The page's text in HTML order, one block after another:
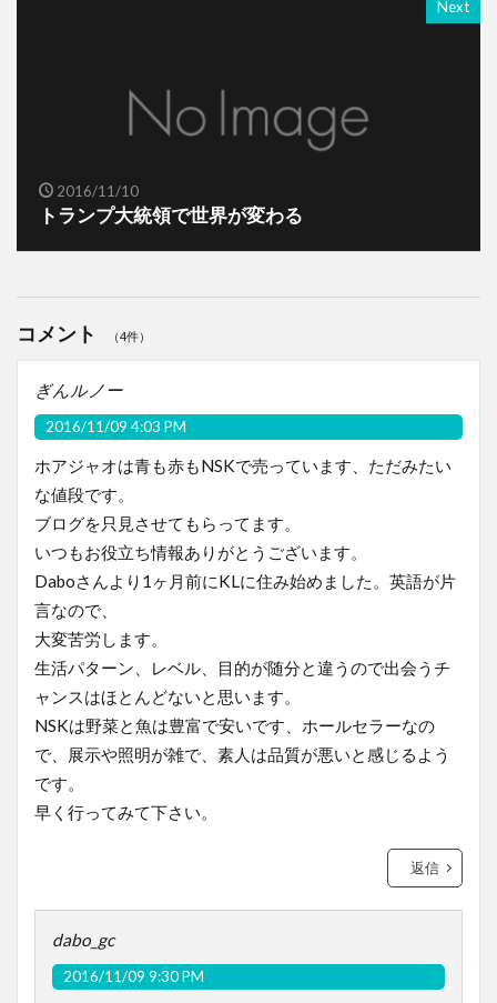
Next
2016/11/10
トランプ大統領で世界が変わる
コメント （4件）
ぎんルノー
2016/11/09 4:03 PM
ホアジャオは青も赤もNSKで売っています、ただみたい
な値段です。
ブログを只見させてもらってます。
いつもお役立ち情報ありがとうございます。
Daboさんより1ヶ月前にKLに住み始めました。英語が片
言なので、
大変苦労します。
生活パターン、レベル、目的が随分と違うので出会うチ
ャンスはほとんどないと思います。
NSKは野菜と魚は豊富で安いです、ホールセラーなの
で、展示や照明が雑で、素人は品質が悪いと感じるよう
です。
早く行ってみて下さい。
返信
dabo_gc
2016/11/09 9:30 PM